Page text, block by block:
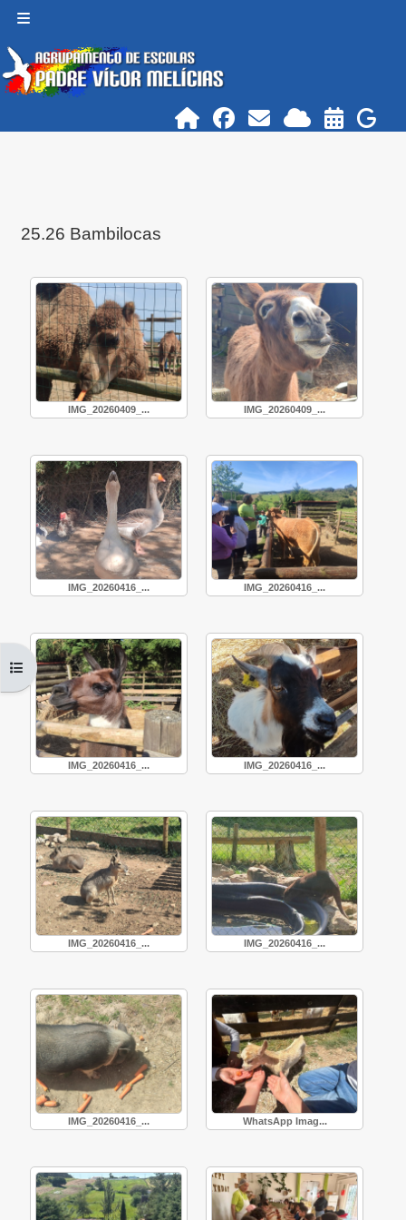
Abrir índice da disciplina
25.26 Bambilocas
IMG_20260409_... IMG_20260409_...
IMG_20260416_... IMG_20260416_...
IMG_20260416_... IMG_20260416_...
IMG_20260416_... IMG_20260416_...
IMG_20260416_... WhatsApp Imag...